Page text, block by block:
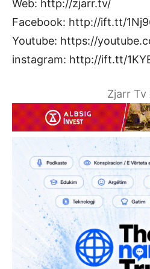
Web: http://zjarr.tv/
Facebook: http://ift.tt/
Youtube: https://
instagram: http://ift.tt/
Zjarr Tv